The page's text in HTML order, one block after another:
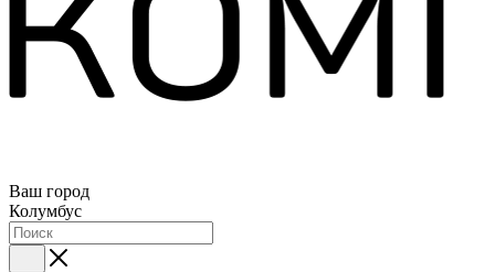
Ваш город
Колумбус